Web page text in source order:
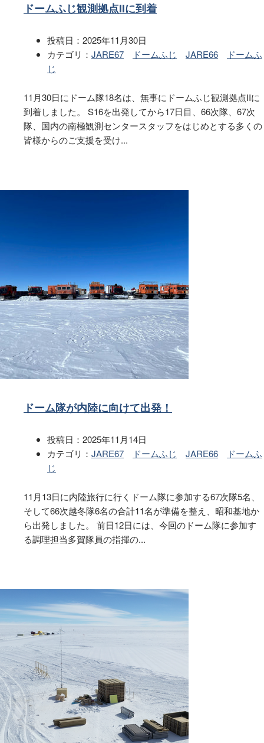
ドームふじ観測拠点IIに到着
投稿日： 2025年11月30日
カテゴリ： JARE67 ドームふじ JARE66
ドームふ
じ
11月30日にドーム隊18名は、無事にドームふじ観測拠点IIに
到着しました。 S16を出発してから17日目、66次隊、67次
隊、国内の南極観測センタースタッフをはじめとする多くの
皆様からのご支援を受け...
ドーム隊が内陸に向けて出発！
投稿日： 2025年11月14日
カテゴリ： JARE67 ドームふじ JARE66
ドームふ
じ
11月13日に内陸旅行に行くドーム隊に参加する67次隊5名、
そして66次越冬隊6名の合計11名が準備を整え、昭和基地か
ら出発しました。 前日12日には、今回のドーム隊に参加す
る調理担当多賀隊員の指揮の...